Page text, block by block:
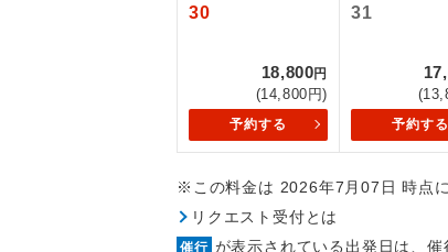
30
18,800円
(14,800円)
予約する
31
予約する
※この料金は 2026年7月07日 時点
リクエスト受付とは
催行 が表示されている出発日は、催
ト